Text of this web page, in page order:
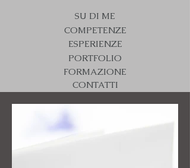
SU DI ME
COMPETENZE
ESPERIENZE
PORTFOLIO
FORMAZIONE
CONTATTI